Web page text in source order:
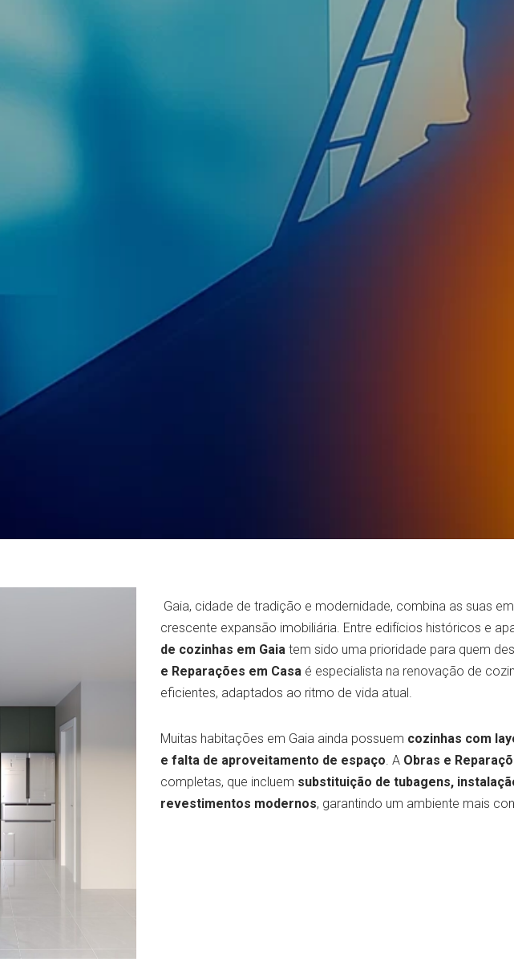
Gaia, cidade de tradição e modernidade, combina as suas
crescente expansão imobiliária. Entre edifícios históricos e
de cozinhas em Gaia tem sido uma prioridade para quem
e Reparações em Casa é especialista na renovação de
eficientes, adaptados ao ritmo de vida atual.
Muitas habitações em Gaia ainda possuem cozinhas com
e falta de aproveitamento de espaço. A Obras e
completas, que incluem substituição de tubagens,
revestimentos modernos, garantindo um ambiente mais